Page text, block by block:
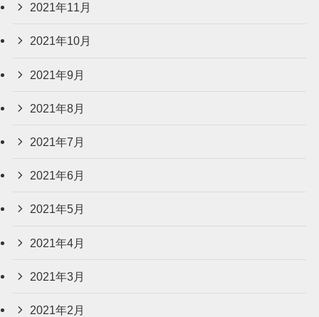
2021年11月
2021年10月
2021年9月
2021年8月
2021年7月
2021年6月
2021年5月
2021年4月
2021年3月
2021年2月